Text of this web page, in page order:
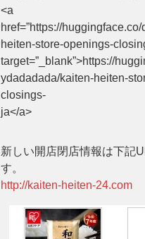
<a
href=”https://
heiten-store-openings-
target=”_blank”>https://
ydadadada/kaiten-heiten-
closings-
ja</a>
新しい開店閉店情報は下記
す。
http://kaiten-heiten-24.com